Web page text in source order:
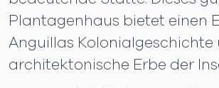
Plantagenhaus bietet einen
Anguillas Kolonialgeschichte
architektonische Erbe der